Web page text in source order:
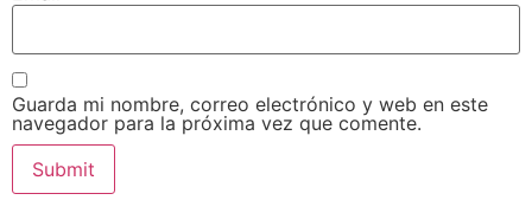
Guarda mi nombre, correo electrónico y web en este
navegador para la próxima vez que comente.